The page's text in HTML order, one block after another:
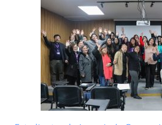
CFT
de
trabajo
para